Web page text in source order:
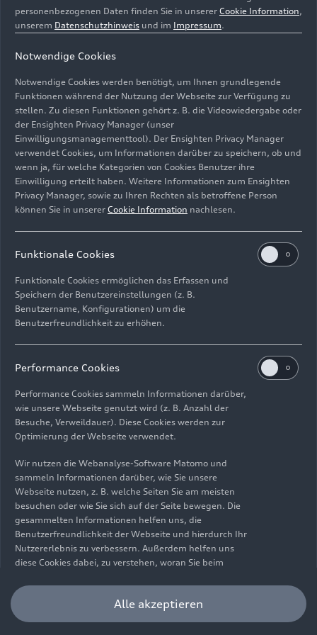
MaterialLoop: Audi etabliert ein Rückführungskonzept
für Rezyklate aus Altfahrzeugen
Bild-Nr: A250383 · Copyright: TSR Group
Rechte: Verwendung für Pressezwecke honorarfrei
ImpressumRechtliches
Hinweisgebersystem
Informationen zur BarrierefreiheitKontakt
© 2026 AUDI AG. Alle Rechte vorbehalten.
EN
Die Angaben zu Kraftstoffverbrauch, Stromverbrauch, CO₂-
Emissionen und elektrischer Reichweite wurden nach dem
gesetzlich vorgeschriebenen Messverfahren „Worldwide
Harmonized Light Vehicles Test Procedure“ (WLTP) gemäß
Verordnung (EG) 715/2007 ermittelt. Zusatzausstattungen und
Zubehör (Anbauteile, Reifenformat usw.) können relevante
Aerodynamik verändern und neben Witterungs- und
Verkehrsbedingungen sowie dem individuellen Fahrverhalten den
personenbezogenen Daten finden Sie in unserer Cookie Information,
unserem Datenschutzhinweis und im Impressum.
Notwendige Cookies
Notwendige Cookies werden benötigt, um Ihnen grundlegende
Funktionen während der Nutzung der Webseite zur Verfügung zu
stellen. Zu diesen Funktionen gehört z. B. die Videowiedergabe oder
der Ensighten Privacy Manager (unser
Einwilligungsmanagementtool). Der Ensighten Privacy Manager
verwendet Cookies, um Informationen darüber zu speichern, ob und
wenn ja, für welche Kategorien von Cookies Benutzer ihre
Einwilligung erteilt haben. Weitere Informationen zum Ensighten
Privacy Manager, sowie zu Ihren Rechten als betroffene Person
können Sie in unserer Cookie Information nachlesen.
Funktionale Cookies
Funktionale Cookies ermöglichen das Erfassen und
Speichern der Benutzereinstellungen (z. B.
Benutzername, Konfigurationen) um die
Benutzerfreundlichkeit zu erhöhen.
Performance Cookies
Performance Cookies sammeln Informationen darüber,
wie unsere Webseite genutzt wird (z. B. Anzahl der
Besuche, Verweildauer). Diese Cookies werden zur
Optimierung der Webseite verwendet.
Wir nutzen die Webanalyse-Software Matomo und
sammeln Informationen darüber, wie Sie unsere
Webseite nutzen, z. B. welche Seiten Sie am meisten
besuchen oder wie Sie sich auf der Seite bewegen. Die
gesammelten Informationen helfen uns, die
Benutzerfreundlichkeit der Webseite und hierdurch Ihr
Nutzererlebnis zu verbessern. Außerdem helfen uns
diese Cookies dabei, zu verstehen, woran Sie beim
unser Angebot optimieren können. Bitte beachten Sie,
dass Sie Ihre Einwilligung bezüglich der Platzierung von
Performance Cookies jederzeit widerrufen können.
Alle akzeptieren